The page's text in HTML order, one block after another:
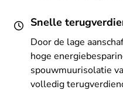
Snelle
Door de lage
hoge
spouwmuurisolatie
volledig